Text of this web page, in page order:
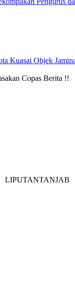
Kuasai Objek
Copas Berita !!
LIPUTANTANJAB